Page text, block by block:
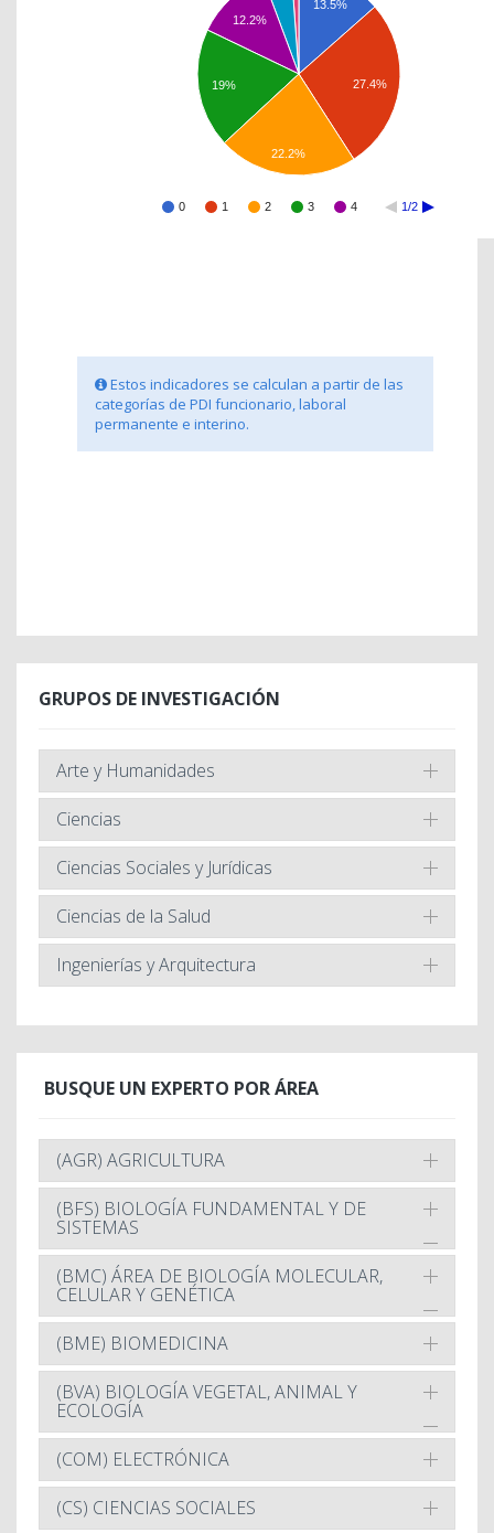
0 1 2 3 4 1/2
13.5%
27.4%
12.2%
19%
22.2%
Estos indicadores se calculan a partir de las
categorías de PDI funcionario, laboral
permanente e interino.
GRUPOS DE INVESTIGACIÓN
Arte y Humanidades
Ciencias
Ciencias Sociales y Jurídicas
Ciencias de la Salud
Ingenierías y Arquitectura
BUSQUE UN EXPERTO POR ÁREA
(AGR) AGRICULTURA
(BFS) BIOLOGÍA FUNDAMENTAL Y DE
SISTEMAS
(BMC) ÁREA DE BIOLOGÍA MOLECULAR,
CELULAR Y GENÉTICA
(BME) BIOMEDICINA
(BVA) BIOLOGÍA VEGETAL, ANIMAL Y
ECOLOGÍA
(COM) ELECTRÓNICA
(CS) CIENCIAS SOCIALES